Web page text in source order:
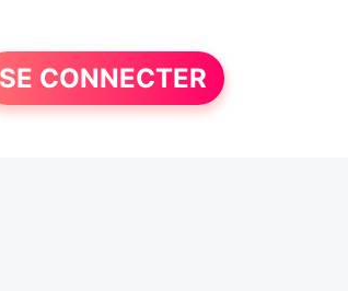
SE CONNECTER